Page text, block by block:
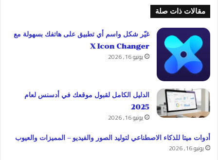
مقالات ذات صلة
غيّر شكل واسم أي تطبيق على هاتفك بسهولة مع
X Icon Changer
يونيو 16, 2026
الدليل الكامل لقبول موقعك في أدسنس لعام
2025
يونيو 16, 2026
أدوات ميتا للذكاء الاصطناعي لتوليد الصور والفيديو – المميزات والعيوب
يونيو 16, 2026